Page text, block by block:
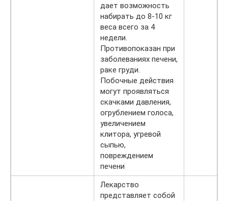
дает возможность
набирать до 8-10 кг
веса всего за 4
недели.
Противопоказан при
заболеваниях печени,
раке груди.
Побочные действия
могут проявляться
скачками давления,
огрублением голоса,
увеличением
клитора, угревой
сыпью,
повреждением
печени
Лекарство
представляет собой